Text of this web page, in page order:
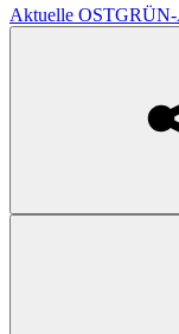
Aktuelle